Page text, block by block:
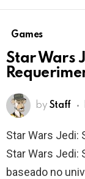
Games
Star Wars
by Staff
Star Wars Jedi:
Star Wars Jedi:
baseado no